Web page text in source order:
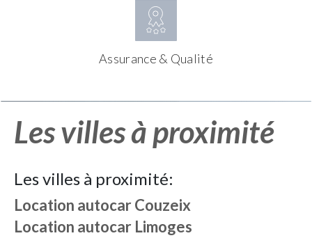
Assurance & Qualité
Les villes à proximité
Les villes à proximité:
Location autocarCouzeix
Location autocar Limoges